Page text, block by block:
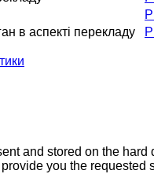
в аспекті перекладу
and stored on the
you the